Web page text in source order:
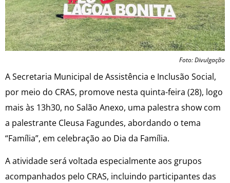
Foto: Divulgação
A Secretaria Municipal de Assistência e Inclusão Social,
por meio do CRAS, promove nesta quinta-feira (28), logo
mais às 13h30, no Salão Anexo, uma palestra show com
a palestrante Cleusa Fagundes, abordando o tema
“Família”, em celebração ao Dia da Família.
A atividade será voltada especialmente aos grupos
acompanhados pelo CRAS, incluindo participantes das